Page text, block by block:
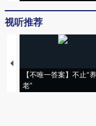
视听推荐
【不唯一答案】不止“养
老”